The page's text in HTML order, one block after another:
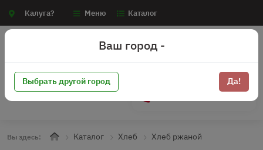
Калуга? Меню Каталог
Вы здесь: Каталог Хлеб Хлеб ржаной
Ваш город -
Выбрать другой город Да!